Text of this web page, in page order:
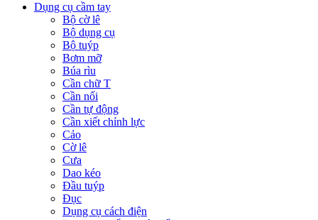
Dụng cụ cầm tay
Bộ cờ lê
Bộ dụng cụ
Bộ tuýp
Bơm mỡ
Búa rìu
Cần chữ T
Cần nối
Cần tự động
Cần xiết chỉnh lực
Cảo
Cờ lê
Cưa
Dao kéo
Đầu tuýp
Đục
Dụng cụ cách điện